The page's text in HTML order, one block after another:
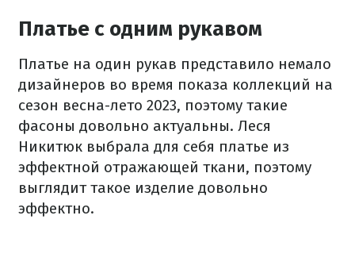
Платье с одним рукавом
Платье на один рукав представило немало
дизайнеров во время показа коллекций на
сезон весна-лето 2023, поэтому такие
фасоны довольно актуальны. Леся
Никитюк выбрала для себя платье из
эффектной отражающей ткани, поэтому
выглядит такое изделие довольно
эффектно.